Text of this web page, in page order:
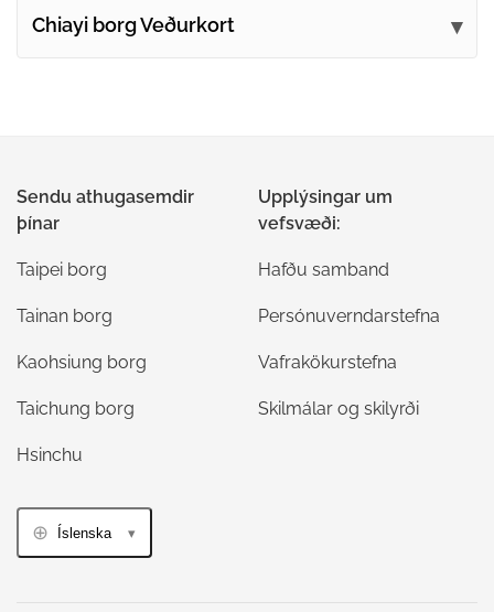
Chiayi borg Veðurkort
Sendu athugasemdir
þínar
Taipei borg
Tainan borg
Kaohsiung borg
Taichung borg
Hsinchu
Upplýsingar um
vefsvæði:
Hafðu samband
Persónuverndarstefna
Vafrakökurstefna
Skilmálar og skilyrði
Íslenska